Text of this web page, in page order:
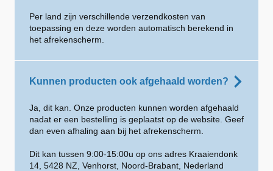
Per land zijn verschillende verzendkosten van
toepassing en deze worden automatisch berekend in
het afrekenscherm.
Kunnen producten ook afgehaald worden?
Ja, dit kan. Onze producten kunnen worden afgehaald
nadat er een bestelling is geplaatst op de website. Geef
dan even afhaling aan bij het afrekenscherm.
Dit kan tussen 9:00-15:00u op ons adres Kraaiendonk
14, 5428 NZ, Venhorst, Noord-Brabant, Nederland